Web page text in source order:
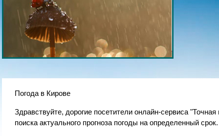
Погода в Кирове
Здравствуйте, дорогие посетители онлайн-сервиса
поиска актуального прогноза погоды на определенный срок.